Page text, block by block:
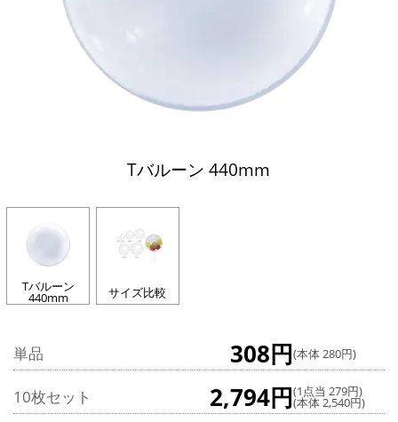
Tバルーン 440mm
Tバルーン
440mm サイズ比較
単品 308円(本体 280円)
10枚セット 2,794円(1点当 279円)
(本体 2,540円)